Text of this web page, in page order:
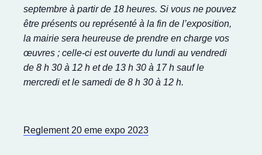
septembre à partir de 18 heures. Si vous ne pouvez
être présents ou représenté à la fin de l’exposition,
la mairie sera heureuse de prendre en charge vos
œuvres ; celle-ci est ouverte du lundi au vendredi
de 8 h 30 à 12 h et de 13 h 30 à 17 h sauf le
mercredi et le samedi de 8 h 30 à 12 h.
Reglement 20 eme expo 2023